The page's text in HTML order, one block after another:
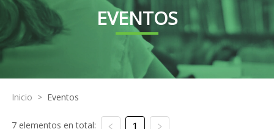
EVENTOS
Inicio > Eventos
7 elementos en total: 1